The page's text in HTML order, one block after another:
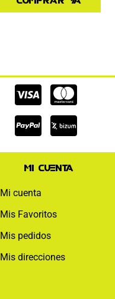
Cc-
visa
Cc-
Cc-
paypal
Mi cuenta
Mi cuenta
Mis Favoritos
Mis pedidos
Mis direcciones